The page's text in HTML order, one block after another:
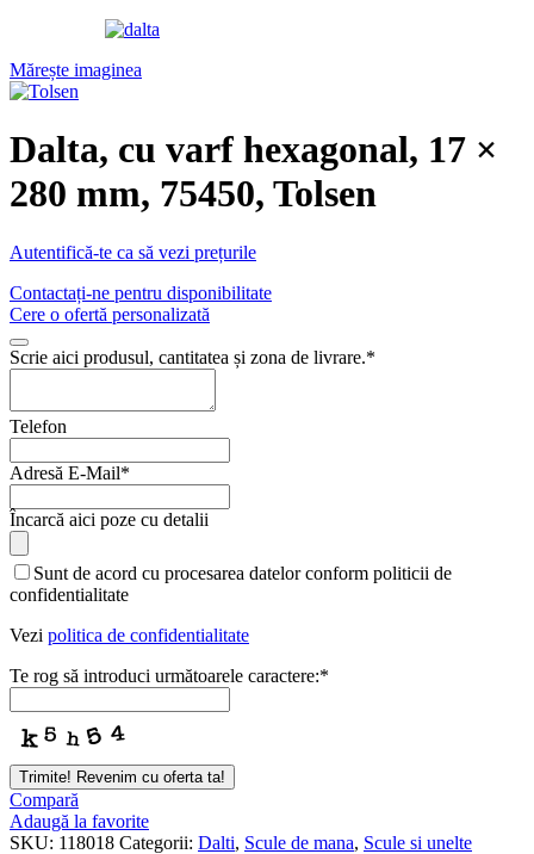
Mărește imaginea
Dalta, cu varf hexagonal, 17 ×
280 mm, 75450, Tolsen
Autentifică-te ca să vezi prețurile
Contactați-ne pentru disponibilitate
Cere o ofertă personalizată
Scrie aici produsul, cantitatea și zona de livrare.*
Telefon
Adresă E-Mail*
Încarcă aici poze cu detalii
Sunt de acord cu procesarea datelor conform politicii de
confidentialitate
Vezi politica de confidentialitate
Te rog să introduci următoarele caractere:*
Email*
Trimite! Revenim cu oferta ta!
Compară
Adaugă la favorite
SKU: 118018 Categorii: Dalti, Scule de mana, Scule si unelte